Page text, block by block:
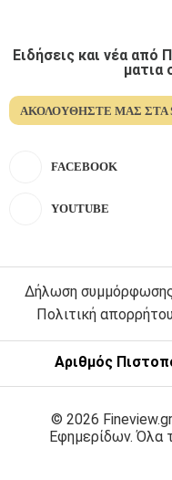
Ειδήσεις και νέα από
ματια
ΑΚΟΛΟΥΘΉΣΤΕ ΜΑΣ ΣΤΑ
FACEBOOK
YOUTUBE
Δήλωση
Πολιτική
Αριθμός
© 2026
Εφημερίδων. Όλα